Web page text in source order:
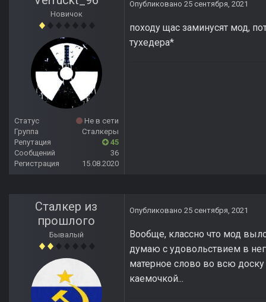
Новичок
Статус
Не в сети
Группа
Сталкеры
Репутация
45
Сообщений
36
Регистрация
15.08.2020
Опубликовано 25 сентября, 2021
походу щас заминусят мод,
тухедера*
Сталкер из
прошлого
Бывалый
Опубликовано 25 сентября, 2021
Вообще, классно что мод
думаю с удовольствием в
матерное слово во всю
каемочкой...